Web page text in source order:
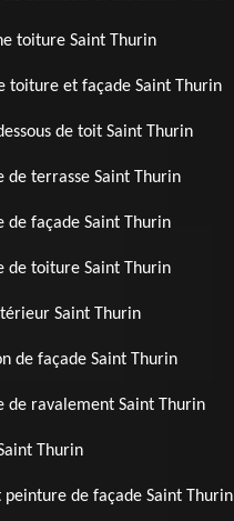
toiture Saint Thurin
toiture et façade Saint Thurin
de toit Saint Thurin
de terrasse Saint Thurin
de façade Saint Thurin
de toiture Saint Thurin
Saint Thurin
de façade Saint Thurin
de ravalement Saint Thurin
Thurin
peinture de façade Saint Thurin